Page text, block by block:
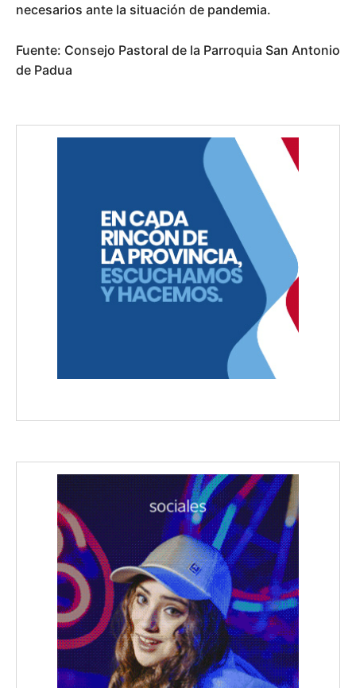
necesarios ante la situación de pandemia.
Fuente: Consejo Pastoral de la Parroquia San Antonio
de Padua